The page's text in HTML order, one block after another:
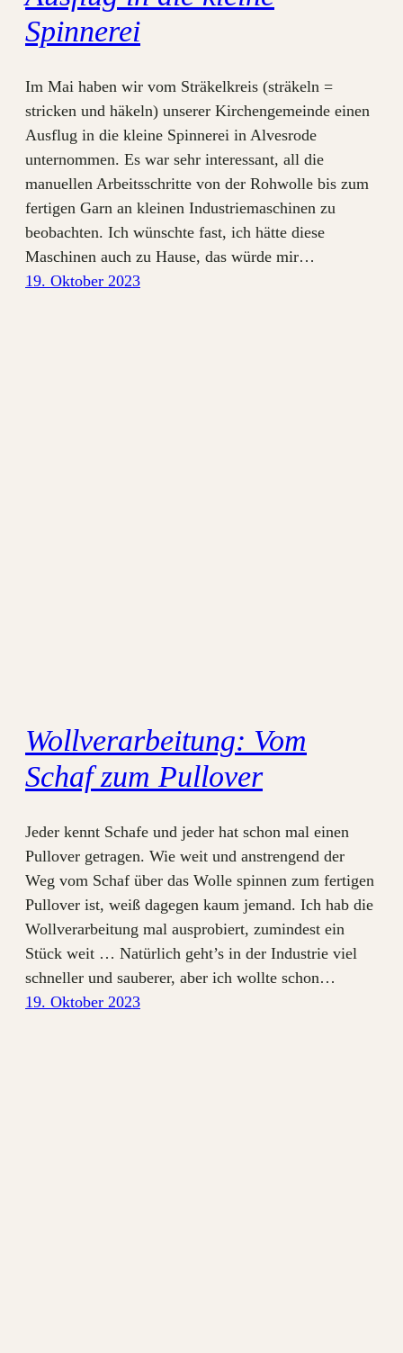
Spinnerei
Im Mai haben wir vom Sträkelkreis (sträkeln =
stricken und häkeln) unserer Kirchengemeinde einen
Ausflug in die kleine Spinnerei in Alvesrode
unternommen. Es war sehr interessant, all die
manuellen Arbeitsschritte von der Rohwolle bis zum
fertigen Garn an kleinen Industriemaschinen zu
beobachten. Ich wünschte fast, ich hätte diese
Maschinen auch zu Hause, das würde mir…
19. Oktober 2023
Wollverarbeitung: Vom
Schaf zum Pullover
Jeder kennt Schafe und jeder hat schon mal einen
Pullover getragen. Wie weit und anstrengend der
Weg vom Schaf über das Wolle spinnen zum fertigen
Pullover ist, weiß dagegen kaum jemand. Ich hab die
Wollverarbeitung mal ausprobiert, zumindest ein
Stück weit … Natürlich geht’s in der Industrie viel
schneller und sauberer, aber ich wollte schon…
19. Oktober 2023